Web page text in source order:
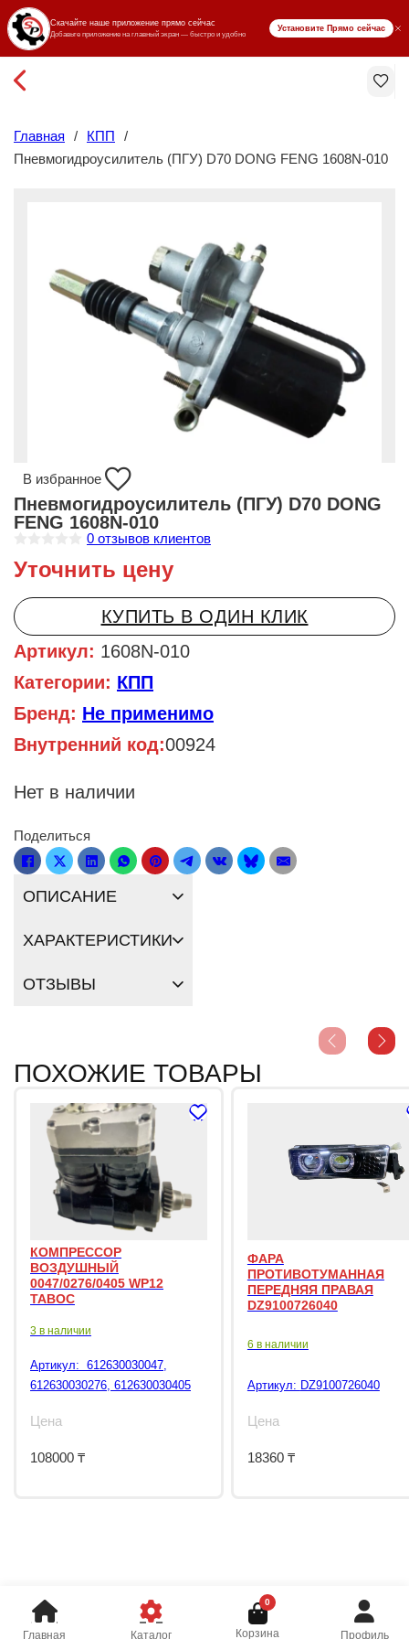
₸ KZT
Главная / КПП
/
Пневмогидроусилитель (ПГУ) D70 DONG FENG 1608N-010
В избранное
Пневмогидроусилитель (ПГУ) D70 DONG
FENG 1608N-010
ц
е
к
а
0
и
з
5
0 отзывов клиентов
Уточнить цену
КУПИТЬ В ОДИН КЛИК
Артикул: 1608N-010
Категории: КПП
Бренд: Не применимо
Внутренний код:00924
Нет в наличии
Поделиться
ОПИСАНИЕ
ХАРАКТЕРИСТИКИ
ОТЗЫВЫ
ПОХОЖИЕ ТОВАРЫ
КОМПРЕССОР
ВОЗДУШНЫЙ
0047/0276/0405 WP12
TABOC
3 в наличии
Артикул: 612630030047,
612630030276, 612630030405
Цена
108000 ₸
ФАРА
ПРОТИВОТУМАННАЯ
ПЕРЕДНЯЯ ПРАВАЯ
DZ9100726040
6 в наличии
Артикул: DZ9100726040
Цена
18360 ₸
Главная Каталог
0
Корзина Профиль